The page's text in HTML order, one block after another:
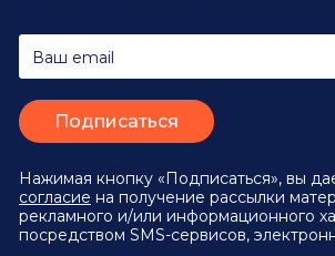
Ваш email
Нажимая кнопку «Подписаться», вы
согласие на получение рассылки
рекламного и/или информационного
посредством SMS-сервисов,